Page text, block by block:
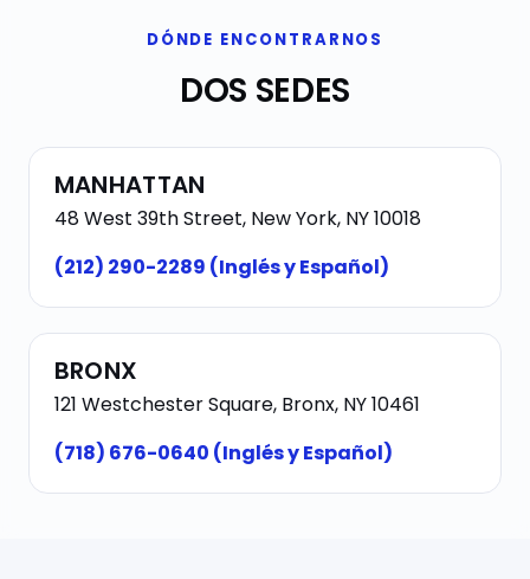
DÓNDE ENCONTRARNOS
DOS SEDES
MANHATTAN
48 West 39th Street, New York, NY 10018
(212) 290-2289 (Inglés y Español)
BRONX
121 Westchester Square, Bronx, NY 10461
(718) 676-0640 (Inglés y Español)